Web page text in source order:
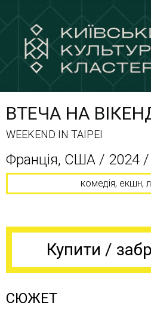
ВТЕЧА НА
WEEKEND IN TAIPEI
Франція, США / 2024 /
комедія, екшн,
Купити /
СЮЖЕТ